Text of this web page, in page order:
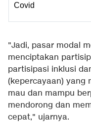
Covid
"Jadi, pasar modal
menciptakan
partisipasi inklusi
(kepercayaan) yang
mau dan mampu
mendorong dan
cepat," ujarnya.